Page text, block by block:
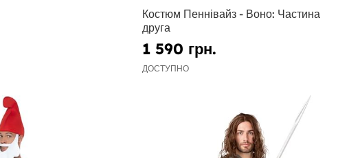
Костюм Пеннівайз - Воно: Частина
друга
1 590 грн.
ДОСТУПНО